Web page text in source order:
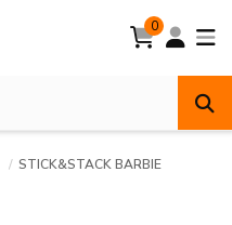
0
STICK&STACK BARBIE